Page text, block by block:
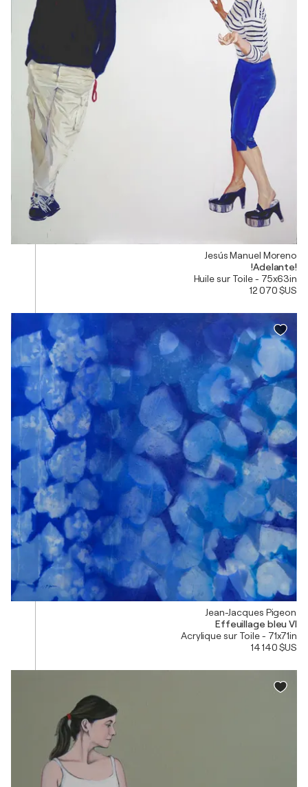
Jesús Manuel Moreno
!Adelante!
Huile sur Toile - 75x63in
12 070 $US
Jean-Jacques Pigeon
Effeuillage bleu VI
Acrylique sur Toile - 71x71in
14 140 $US